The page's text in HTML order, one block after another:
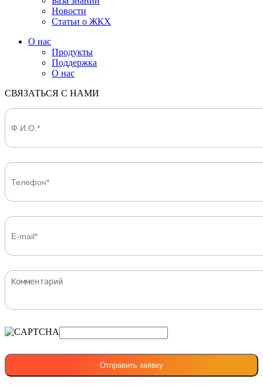
Новости
Статьи о ЖКХ
О нас
Продукты
Поддержка
О нас
СВЯЗАТЬСЯ С НАМИ